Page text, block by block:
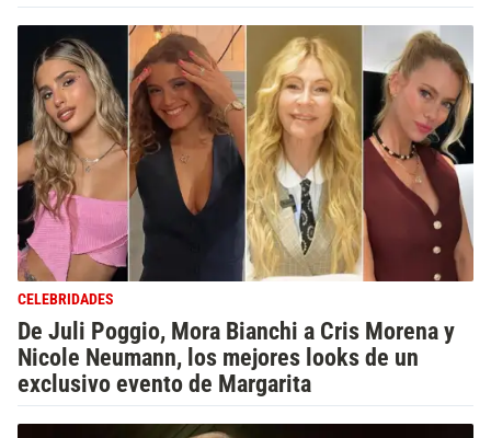
CELEBRIDADES
De Juli Poggio, Mora Bianchi a Cris Morena y
Nicole Neumann, los mejores looks de un
exclusivo evento de Margarita